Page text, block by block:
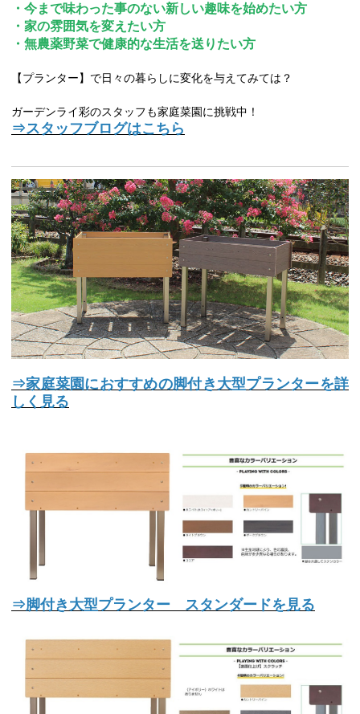
・今まで味わった事のない新しい趣味を始めたい方
・家の雰囲気を変えたい方
・無農薬野菜で健康的な生活を送りたい方
【プランター】で日々の暮らしに変化を与えてみては？
ガーデンライ彩のスタッフも家庭菜園に挑戦中！
⇒スタッフブログはこちら
⇒家庭菜園におすすめの脚付き大型プランターを詳
しく見る
⇒脚付き大型プランター スタンダードを見る